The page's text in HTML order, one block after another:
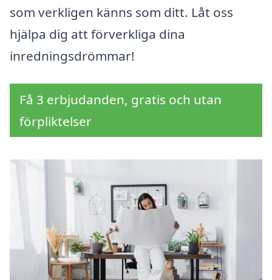
som verkligen känns som ditt. Låt oss
hjälpa dig att förverkliga dina
inredningsdrömmar!
Få 3 erbjudanden, gratis och utan
förpliktelser